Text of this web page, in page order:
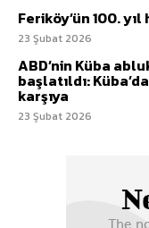
Feriköy’ün 100.
23 Şubat 2026
ABD’nin Küba
başlatıldı:
karşıya
23 Şubat 2026